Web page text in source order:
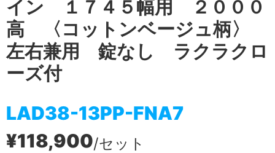
イン １７４５幅用 ２０００
高 〈コットンベージュ柄〉
左右兼用 錠なし ラクラクロ
ーズ付
LAD38-13PP-FNA7
¥118,900/セット